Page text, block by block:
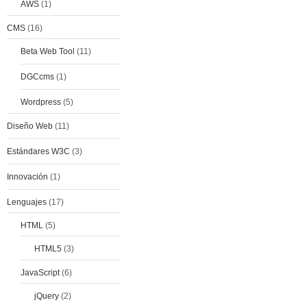
AWS (1)
CMS (16)
Beta Web Tool (11)
DGCcms (1)
Wordpress (5)
Diseño Web (11)
Estándares W3C (3)
Innovación (1)
Lenguajes (17)
HTML (5)
HTML5 (3)
JavaScript(6)
jQuery (2)